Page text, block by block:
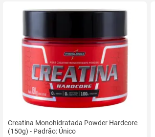
Creatina Monohidratada Powder Hardcore
(150g) - Padrão: Único